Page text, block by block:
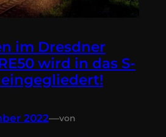
im Dresdner
wird in das S-
2022—von